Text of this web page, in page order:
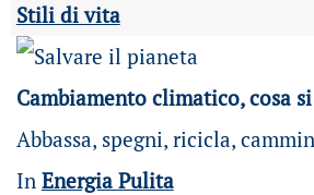
Stili di vita
Cambiamento climatico, cosa
Abbassa, spegni, ricicla,
In Energia Pulita